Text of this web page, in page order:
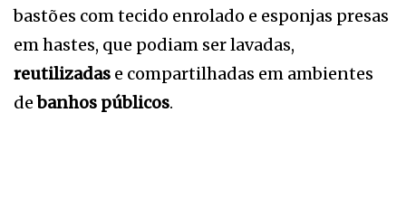
bastões com tecido enrolado e esponjas presas
em hastes, que podiam ser lavadas,
reutilizadas e compartilhadas em ambientes
debanhos públicos.